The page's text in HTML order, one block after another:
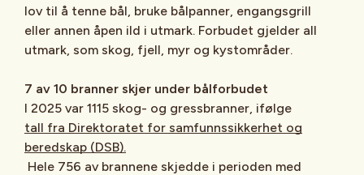
lov til å tenne bål, bruke bålpanner, engangsgrill
eller annen åpen ild i utmark. Forbudet gjelder all
utmark, som skog, fjell, myr og kystområder.
7 av 10 branner skjer under bålforbudet
I 2025 var 1115 skog- og gressbranner, ifølge
tall fra Direktoratet for samfunnssikkerhet og
beredskap (DSB).
Hele 756 av brannene skjedde i perioden med